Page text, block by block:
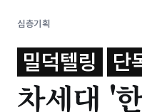
심층기획
밀덕텔링 단
차세대 '